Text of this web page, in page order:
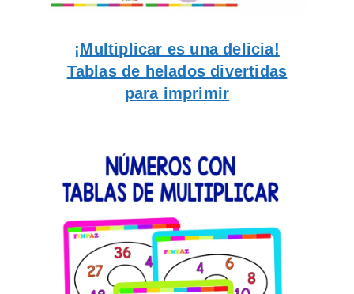
¡Multiplicar es una delicia!
Tablas de helados divertidas
para imprimir